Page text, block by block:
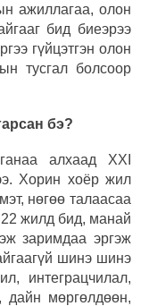
ажиллагаа, олон
бид биеэрээ
гүйцэтгэн олон
тусгал болсоор
бэ?
алхаад XXI
Хорин хоёр жил
нөгөө талаасаа
22 жилд бид, манай
заримдаа эргэж
шинэ шинэ
интеграцчилал,
дайн мөргөлдөөн,